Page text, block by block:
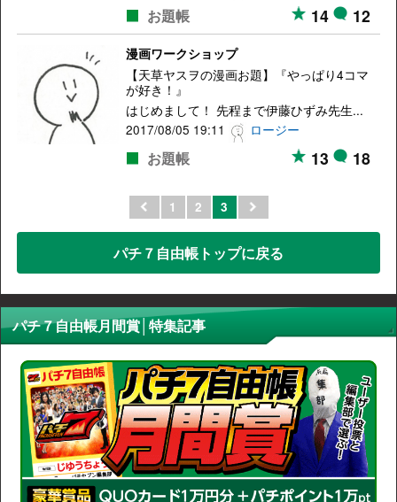
お題帳 14 12
漫画ワークショップ
【天草ヤスヲの漫画お題】『やっぱり4コマ
が好き！』
はじめまして！ 先程まで伊藤ひずみ先生...
2017/08/05 19:11
ロージー
お題帳 13 18
1 2 3
パチ７自由帳トップに戻る
パチ７自由帳月間賞│特集記事